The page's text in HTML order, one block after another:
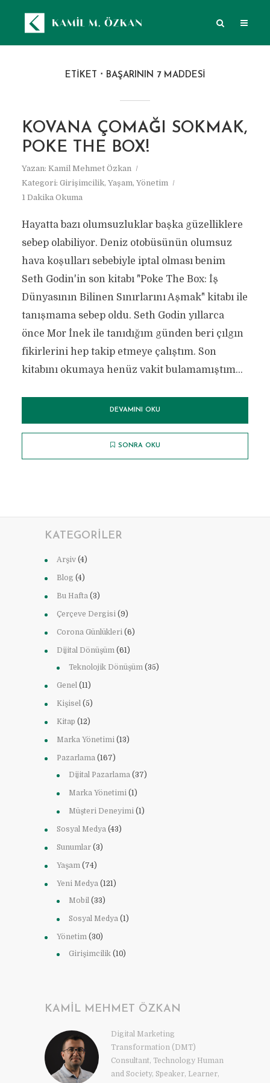
ETIKET BAŞARININ 7 MADDESI
KOVANA ÇOMAĞI SOKMAK,
POKE THE BOX!
Yazan: Kamil Mehmet Özkan
Kategori: Girişimcilik, Yaşam, Yönetim
1 Dakika Okuma
Hayatta bazı olumsuzluklar başka güzelliklere
sebep olabiliyor. Deniz otobüsünün olumsuz
hava koşulları sebebiyle iptal olması benim
Seth Godin'in son kitabı "Poke The Box: İş
Dünyasının Bilinen Sınırlarını Aşmak" kitabı ile
tanışmama sebep oldu. Seth Godin yıllarca
önce Mor İnek ile tanıdığım günden beri çılgın
fikirlerini hep takip etmeye çalıştım. Son
kitabını okumaya henüz vakit bulamamıştım...
DEVAMINI OKU
SONRA OKU
KATEGORILER
Arşiv (4)
Blog (4)
Bu Hafta (3)
Çerçeve Dergisi (9)
Corona Günlükleri (6)
Dijital Dönüşüm (61)
Teknolojik Dönüşüm (35)
Genel (11)
Kişisel (5)
Kitap (12)
Marka Yönetimi (13)
Pazarlama (167)
Dijital Pazarlama (37)
Marka Yönetimi (1)
Müşteri Deneyimi (1)
Sosyal Medya (43)
Sunumlar (3)
Yaşam (74)
Yeni Medya (121)
Mobil (33)
Sosyal Medya (1)
Yönetim (30)
Girişimcilik (10)
KAMIL MEHMET ÖZKAN
Digital Marketing
Transformation (DMT)
Consultant, Technology Human
and Society, Speaker, Learner,